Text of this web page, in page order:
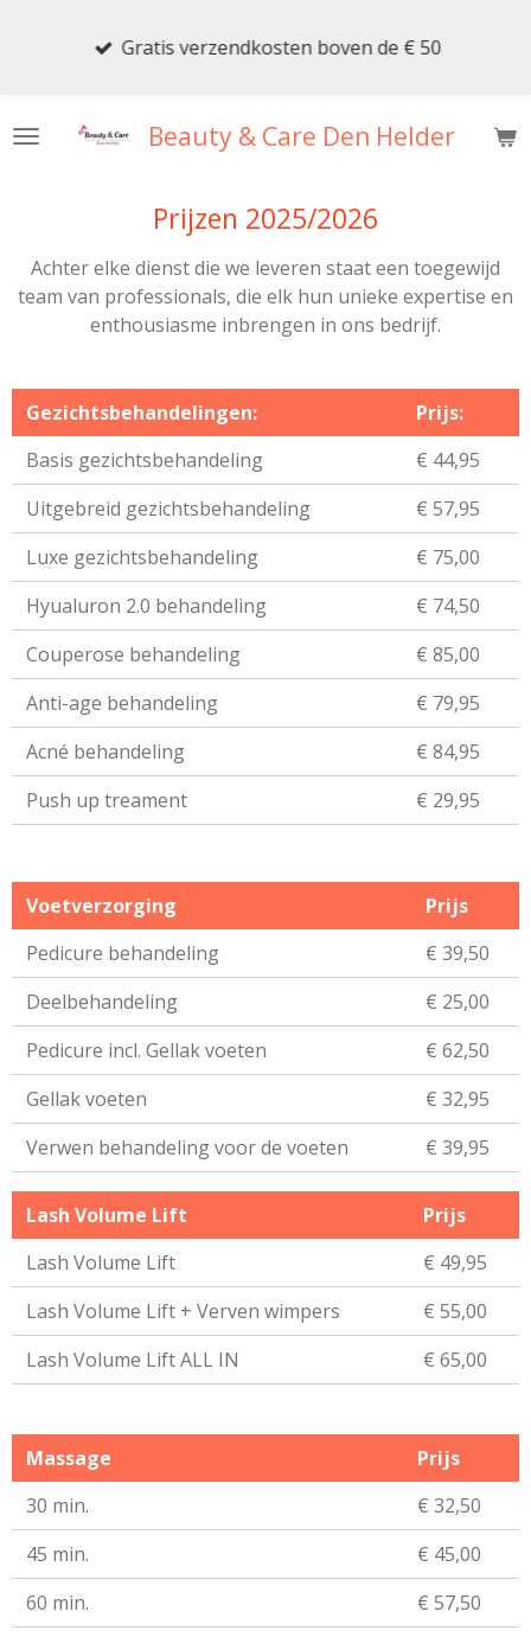
hoofdinhoud
Beauty & Care Den Helder
Gratis verzendkosten boven de € 50
Prijzen 2025/2026
Achter elke dienst die we leveren staat een toegewijd
team van professionals, die elk hun unieke expertise en
enthousiasme inbrengen in ons bedrijf.
Gezichtsbehandelingen:
Prijs:
Basis gezichtsbehandeling
€ 44,95
Uitgebreid gezichtsbehandeling
€ 57,95
Luxe gezichtsbehandeling
€ 75,00
Hyualuron 2.0 behandeling
€ 74,50
Couperose behandeling
€ 85,00
Anti-age behandeling
€ 79,95
Acné behandeling
€ 84,95
Push up treament
€ 29,95
Voetverzorging
Prijs
Pedicure behandeling
€ 39,50
Deelbehandeling
€ 25,00
Pedicure incl. Gellak voeten
€ 62,50
Gellak voeten
€ 32,95
Verwen behandeling voor de voeten
€ 39,95
Lash Volume Lift
Prijs
Lash Volume Lift
€ 49,95
Lash Volume Lift + Verven wimpers
€ 55,00
Lash Volume Lift ALL IN
€ 65,00
Massage
Prijs
30 min.
€ 32,50
45 min.
€ 45,00
60 min.
€ 57,50